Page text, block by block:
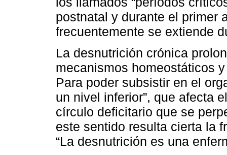
postnatal y durante el primer
frecuentemente se extiende
La desnutrición crónica
mecanismos homeostáticos
Para poder subsistir en el
un nivel inferior”, que afecta
círculo deficitario que se
este sentido resulta cierta la
“La desnutrición es una